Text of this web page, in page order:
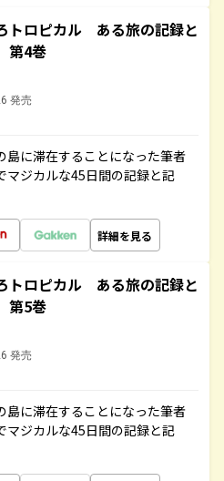
トロピカル ある旅の記録と
第4巻
発売
島に滞在することになった筆者
マジカルな45日間の記録と記
詳細を見る
トロピカル ある旅の記録と
第5巻
発売
島に滞在することになった筆者
マジカルな45日間の記録と記